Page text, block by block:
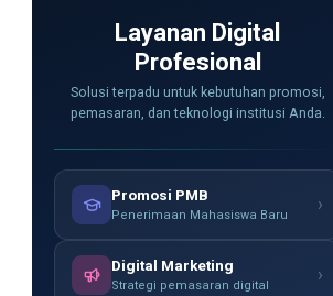
Layanan Digital
Profesional
Solusi terpadu untuk kebutuhan promosi,
pemasaran, dan teknologi institusi Anda.
Promosi PMB
Penerimaan Mahasiswa Baru ›
Digital Marketing
Strategi pemasaran digital ›